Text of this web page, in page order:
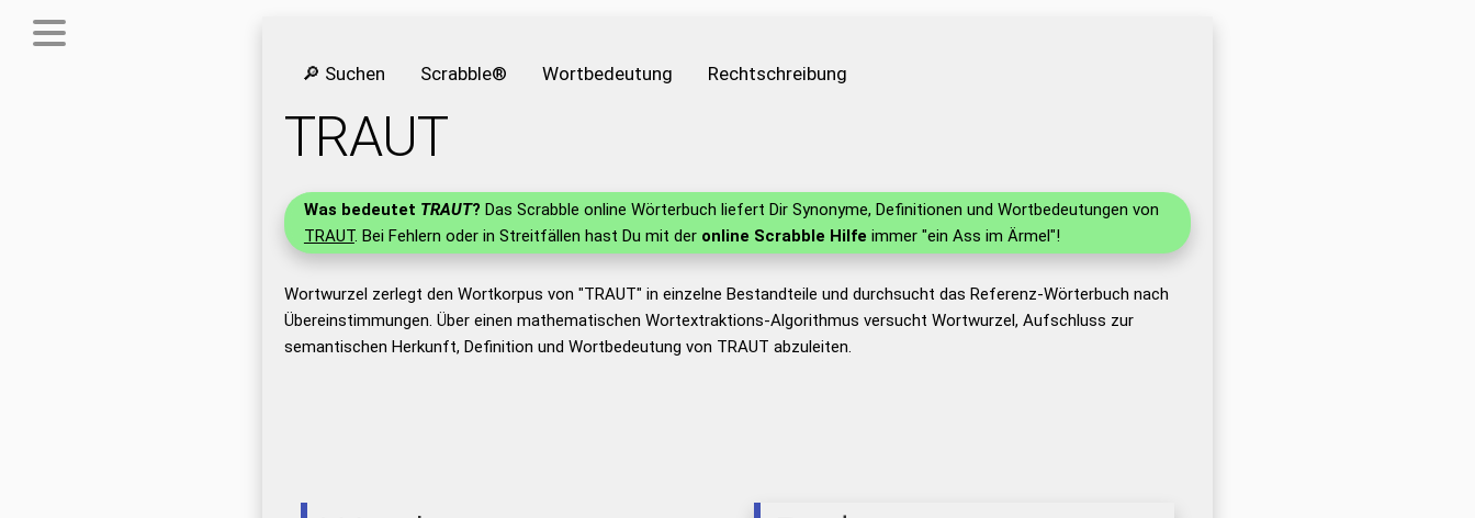
🔎 Suchen Scrabble® Wortbedeutung Rechtschreibung
TRAUT
Was bedeutet TRAUT? Das Scrabble online Wörterbuch liefert Dir Synonyme, Definitionen und Wortbedeutungen von
TRAUT. Bei Fehlern oder in Streitfällen hast Du mit der online Scrabble Hilfe immer "ein Ass im Ärmel"!
Wortwurzel zerlegt den Wortkorpus von "TRAUT" in einzelne Bestandteile und durchsucht das Referenz-Wörterbuch nach
Übereinstimmungen. Über einen mathematischen Wortextraktions-Algorithmus versucht Wortwurzel, Aufschluss zur
semantischen Herkunft, Definition und Wortbedeutung von TRAUT abzuleiten.